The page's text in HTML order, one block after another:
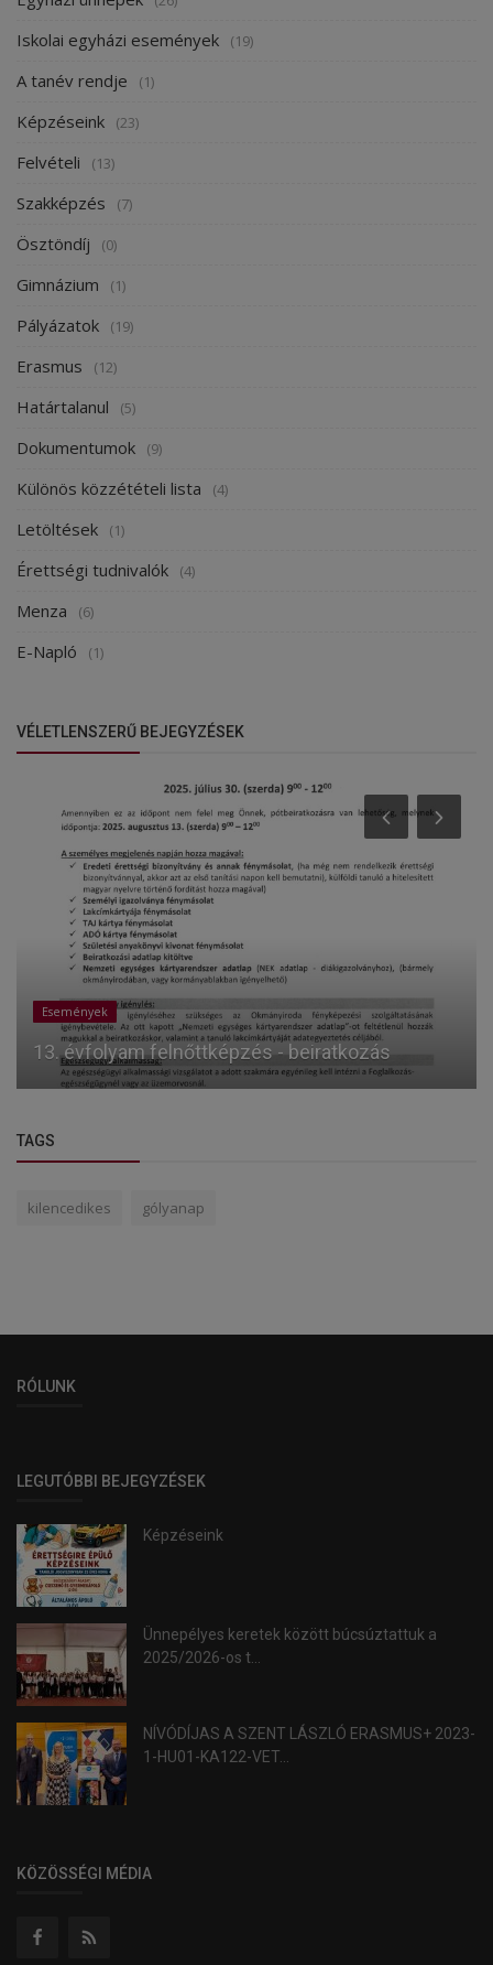
Iskolai egyházi események (19)
A tanév rendje (1)
Képzéseink (23)
Felvételi (13)
Szakképzés (7)
Ösztöndíj (0)
Gimnázium (1)
Pályázatok (19)
Erasmus (12)
Határtalanul (5)
Dokumentumok (9)
Különös közzétételi lista (4)
Letöltések (1)
Érettségi tudnivalók (4)
Menza (6)
E-Napló (1)
VÉLETLENSZERŰ BEJEGYZÉSEK
Események
13. évfolyam felnőttképzés - beiratkozás
TAGS
kilencedikes gólyanap
RÓLUNK
LEGUTÓBBI BEJEGYZÉSEK
Képzéseink
Ünnepélyes keretek között búcsúztattuk a
2025/2026-os t...
NÍVÓDÍJAS A SZENT LÁSZLÓ ERASMUS+ 2023-
1-HU01-KA122-VET...
KÖZÖSSÉGI MÉDIA